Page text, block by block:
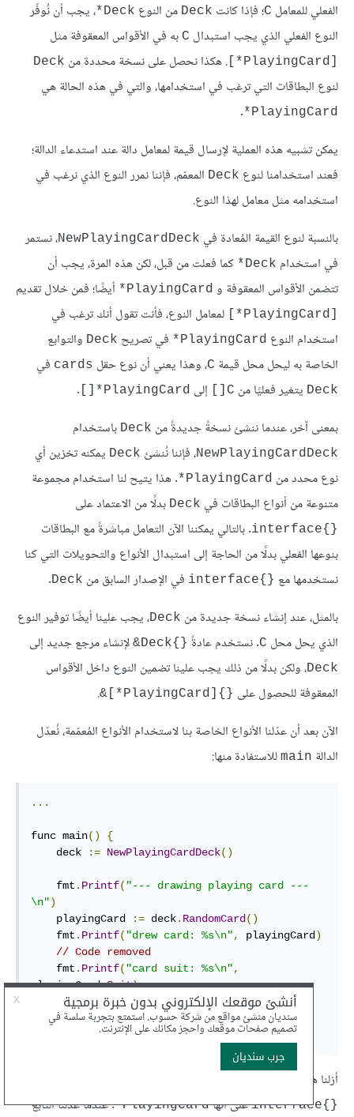
الفعلي للمعامل C؛ فإذا كانت Deck من النوع Deck*
، يجب أن نُوفّر
النوع الفعلي الذي يجب استبدال C به في الأقواس المعقوفة مثل
. هكذا نحصل على نسخة محددة من Deck
لنوع البطاقات التي ترغب في استخدامها، والتي في هذه الحالة هي
PlayingCard*
.
يمكن تشبيه هذه العملية لإرسال قيمة لمعامل دالة عند استدعاء الدالة؛
فعند استخدامنا لنوع Deck المعمّم، فإننا نمرر النوع الذي نرغب في
استخدامه مثل معامل لهذا النوع.
بالنسبة لنوع القيمة المُعادة في NewPlayingCardDeck، نستمر
في استخدام Deck*
كما فعلت من قبل، لكن هذه المرة، يجب أن
تتضمن الأقواس المعقوفة و PlayingCard* أيضًا؛ فمن خلال تقديم
لمعامل النوع، فأنت تقول أنك ترغب في
استخدام النوع PlayingCard* في تصريح Deck والتوابع
الخاصة به ليحل محل قيمة C، وهذا يعني أن نوع حقل cards في
Deck يتغير فعليًا من C[] إلى PlayingCard*[]
.
بمعنى آخر، عندما ننشئ نسخةً جديدةً من Deck باستخدام
NewPlayingCardDeck، فإننا نُنشئ Deck يمكنه تخزين أي
نوع محدد من PlayingCard*
. هذا يتيح لنا استخدام مجموعة
متنوعة من أنواع البطاقات في Deck بدلًا من الاعتماد على
{}interface
. بالتالي يمكننا الآن التعامل مباشرةً مع البطاقات
بنوعها الفعلي بدلًا من الحاجة إلى استبدال الأنواع والتحويلات التي كنا
نستخدمها مع {}interface في الإصدار السابق من Deck
.
بالمثل، عند إنشاء نسخة جديدة من Deck، يجب علينا أيضًا توفير النوع
الذي يحل محل C. نستخدم عادةً {}Deck& لإنشاء مرجع جديد إلى
Deck، ولكن بدلًا من ذلك يجب علينا تضمين النوع داخل الأقواس
المعقوفة للحصول على {}[PlayingCard*]&
.
الآن بعد أن عدّلنا الأنواع الخاصة بنا لاستخدام الأنواع المُعمّمة، نُعدّل
الدالة main للاستفادة منها:
...
func main()
{
    deck
:= NewPlayingCardDeck()
    fmt
. Printf( "--- drawing playing card ---
\n")
    playingCard
:= deck. RandomCard()
    fmt
. Printf( "drew card: %s\n", playingCard)
// Code removed
    fmt
. Printf( "card suit: %s\n",
playingCard.Suit)
    fmt
.Printf( "card rank: %s\n",
playingCard.Rank)
أزلنا هذه المرة بعض التعليمات، لأنه لم تعد هناك حاجة لتأكيد قيمة
{}interface على أنهاPlayingCard* . عندما عدّلنا التابع